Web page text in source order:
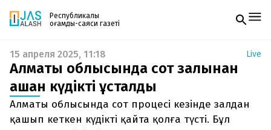
Республикалық
қоғамдық-саяси газеті
Жаңалықтар
Спорт
Live
Руханият
Аймақ
Архив
Газетке жазылу
PDF форматтағы газетті ай сайын электронды
поштаңызға алып отырыңыз. Жаңа нөмір
шыққан сәтте сізге бірден жіберіледі. Тек email
15 апреля 2025, 11:18 Live
Алматы облысында сот залынан
қашқан күдікті ұсталды
Алматы облысында сот процесі кезінде залдан
қашып кеткен күдікті қайта қолға түсті. Бұл